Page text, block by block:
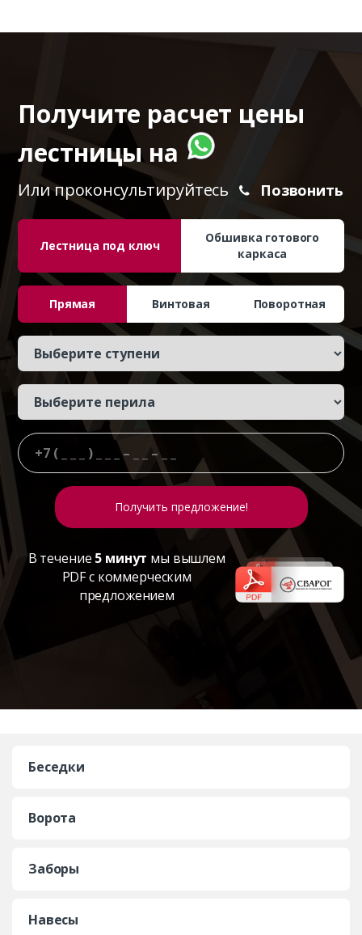
Получите расчет цены
лестницы на
Или проконсультируйтесь Позвонить
Лестница под ключ
Обшивка готового
каркаса
Прямая Винтовая Поворотная
В течение 5 минут мы вышлем
PDF с коммерческим
предложением
Беседки
Ворота
Заборы
Навесы